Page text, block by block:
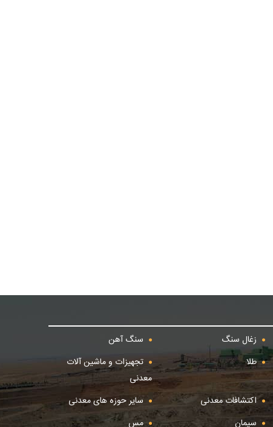
زغال سنگ
سنگ آهن
طلا
تجهیزات و ماشین آلات
معدنی
اکتشافات معدنی
سایر حوزه های معدنی
سیمان مس